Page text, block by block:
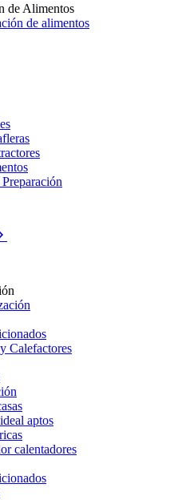
de Alimentos
de alimentos
Calefactores
aptos
calentadores